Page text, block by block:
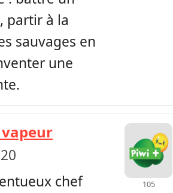
partir à la
sauvages en
une
— Shane the Chef
chef
105